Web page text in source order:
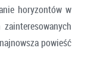
horyzontów w
powieść